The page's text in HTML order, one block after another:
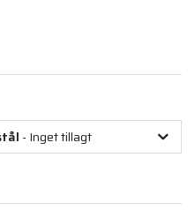
- Inget tillagt